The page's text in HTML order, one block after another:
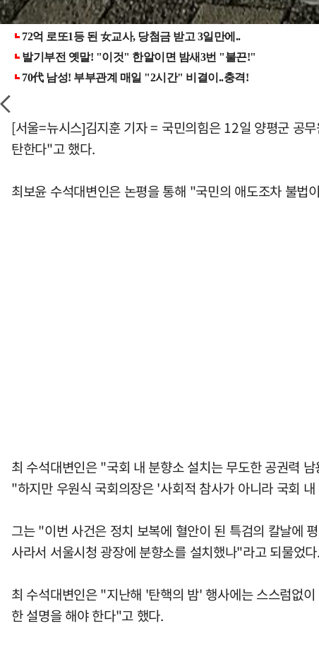
[서울=뉴시스]김지훈 기자 = 국민의힘은 12일 양평군 공
탄한다"고 했다.
최보윤 수석대변인은 논평을 통해 "국민의 애도조차 불법
최 수석대변인은 "국회 내 분향소 설치는 무도한 공권력
"하지만 우원식 국회의장은 '사회적 참사가 아니라 국회
그는 "이번 사건은 정치 보복에 혈안이 된 특검의 칼날에
사라서 서울시청 광장에 분향소를 설치했나"라고 되물었다.
최 수석대변인은 "지난해 '탄핵의 밤' 행사에는 스스럼없
한 설명을 해야 한다"고 했다.